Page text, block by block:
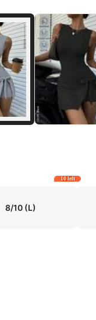
8/10(L)
10 left